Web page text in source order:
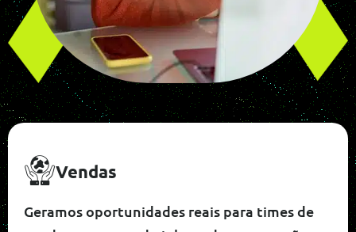
Vendas
Geramos oportunidades reais para times de